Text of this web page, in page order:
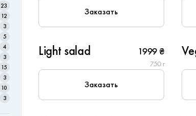
23
12
3
5
4
3
15
3
10
3
Заказать
6
Light salad 1999 ₴
750 г
Заказать
6